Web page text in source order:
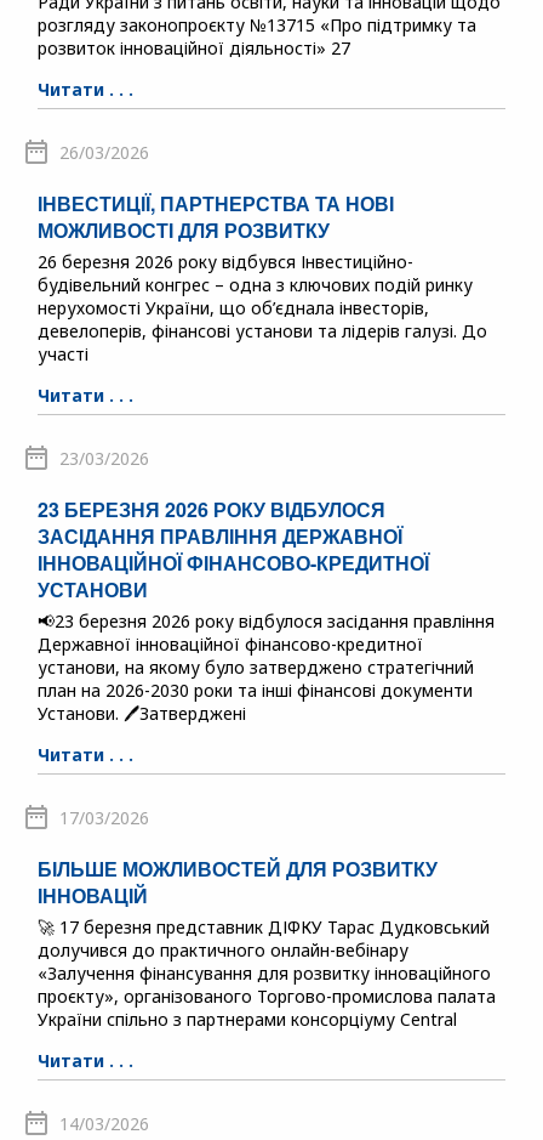
розгляду законопроєкту №13715 «Про підтримку та
розвиток інноваційної діяльності» 27
Читати . . .
26/03/2026
ІНВЕСТИЦІЇ, ПАРТНЕРСТВА ТА НОВІ
МОЖЛИВОСТІ ДЛЯ РОЗВИТКУ
26 березня 2026 року відбувся Інвестиційно-
будівельний конгрес – одна з ключових подій ринку
нерухомості України, що об’єднала інвесторів,
девелоперів, фінансові установи та лідерів галузі. До
участі
Читати . . .
23/03/2026
23 БЕРЕЗНЯ 2026 РОКУ ВІДБУЛОСЯ
ЗАСІДАННЯ ПРАВЛІННЯ ДЕРЖАВНОЇ
ІННОВАЦІЙНОЇ ФІНАНСОВО-КРЕДИТНОЇ
УСТАНОВИ
📢23 березня 2026 року відбулося засідання правління
Державної інноваційної фінансово-кредитної
установи, на якому було затверджено стратегічний
план на 2026-2030 роки та інші фінансові документи
Установи. 🖊️Затверджені
Читати . . .
17/03/2026
БІЛЬШЕ МОЖЛИВОСТЕЙ ДЛЯ РОЗВИТКУ
ІННОВАЦІЙ
🚀 17 березня представник ДІФКУ Тарас Дудковський
долучився до практичного онлайн-вебінару
«Залучення фінансування для розвитку інноваційного
проєкту», організованого Торгово-промислова палата
України спільно з партнерами консорціуму Central
Читати . . .
14/03/2026